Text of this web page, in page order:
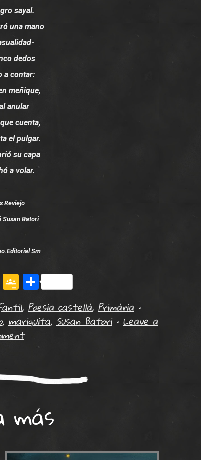
sayal.
una mano
dedos
a contar:
meñique,
anular
cuenta,
el pulgar.
su capa
a volar.
Reviejo
Susan Batori
Sm
Flipboard
Google
Classroom
Comparteix
, Poesia castellà, Primària •
, mariquita, Susan Batori • Leave a
más